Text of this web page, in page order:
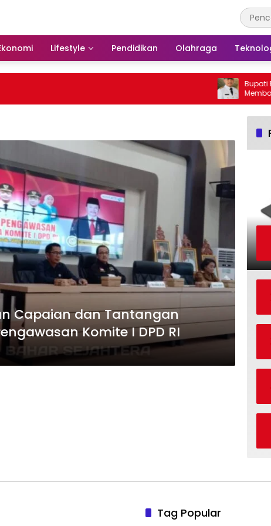
Lifestyle Pendidikan Olahraga
Bupati
Membakar
Barito
Capaian dan Tantangan
Komite I DPD RI
Tag Popular